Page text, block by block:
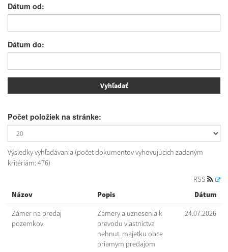
Dátum od:
Dátum do:
Počet položiek na stránke:
Výsledky vyhľadávania (počet dokumentov vyhovujúcich zadaným
kritériám: 476)
RSS
Názov
Popis Dátum
Zámer na predaj
pozemkov
Zámery a uznesenia k
prevodu vlastníctva
nehnut. majetku obce
priamym predajom
24.07.2026